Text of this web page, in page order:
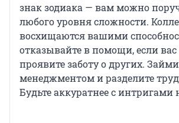
знак зодиака — вам можно
любого уровня сложности.
восхищаются вашими
отказывайте в помощи, если вас
проявите заботу о других.
менеджментом и разделите
Будьте аккуратнее с интригами